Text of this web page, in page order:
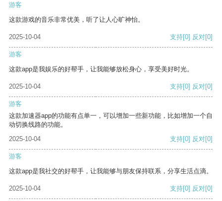
游客
这款游戏的音乐非常优美，听了让人心旷神怡。
2025-10-04 支持[0] 反对[0]
游客
这款app是我娱乐的好帮手，让我能够放松身心，享受美好时光。
2025-10-04 支持[0] 反对[0]
游客
这款加速器app的功能有点单一，可以增加一些新功能，比如增加一个自
动切换线路的功能。
2025-10-04
支持[0] 反对[0]
游客
这款app是我社交的好帮手，让我能够与朋友保持联系，分享生活点滴。
2025-10-04 支持[0] 反对[0]